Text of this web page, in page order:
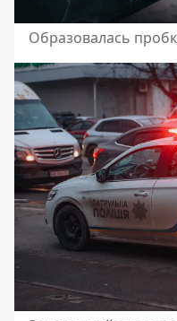
Образовалась